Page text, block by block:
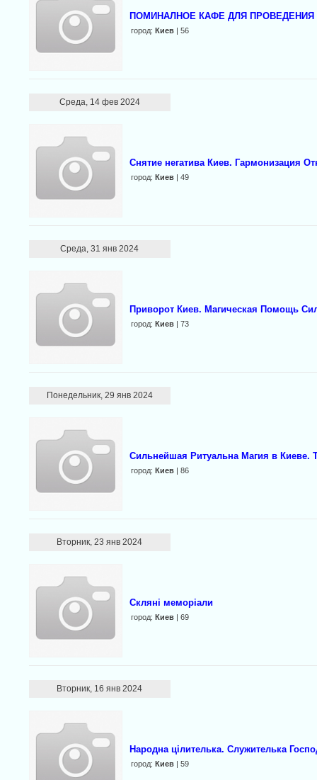
ПОМИНАЛНОЕ КАФЕ ДЛЯ
город: Киев| 56
Среда, 14 фев 2024
Снятие негатива Киев. Гармонизация
город: Киев| 49
Среда, 31 янв 2024
Приворот Киев. Магическая Помощь
город: Киев| 73
Понедельник, 29 янв 2024
Сильнейшая Ритуальна Магия в Киеве.
город: Киев| 86
Вторник, 23 янв 2024
Скляні меморіали
город: Киев| 69
Вторник, 16 янв 2024
Народна цілителька. Служителька
город: Киев| 59